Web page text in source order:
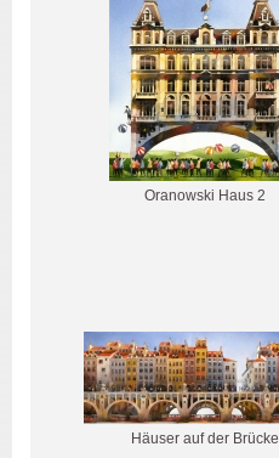
Oranowski Haus 2
Häuser auf der Brücke